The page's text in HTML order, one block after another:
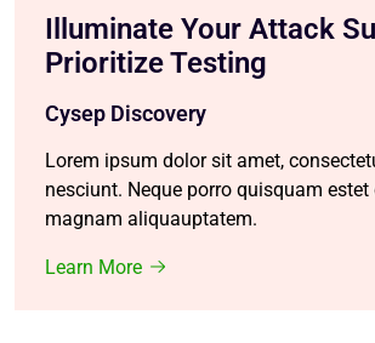
Illuminate Your Attack
Prioritize Testing
Cysep Discovery
Lorem ipsum dolor sit amet,
nesciunt. Neque porro quisquam estet
magnam aliquauptatem.
Learn More